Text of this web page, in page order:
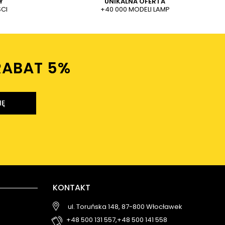
+40 000 MODELI LAMP
5%ㅤ
KONTAKT
ul. Toruńska 148, 87-800 Włocławek
+48 500 131 557,+48 500 141 558